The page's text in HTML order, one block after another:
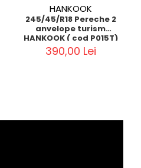
HANKOOK
245/45/R18 Pereche 2
anvelope turism
HANKOOK ( cod P015T)
390,00 Lei